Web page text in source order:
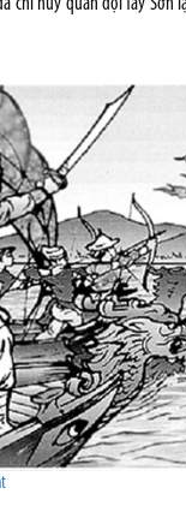
chỉ huy quân đội Tây Sơn